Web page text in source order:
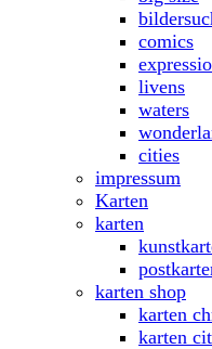
comics
livens
waters
cities
impressum
Karten
karten
karten shop
karten
karten